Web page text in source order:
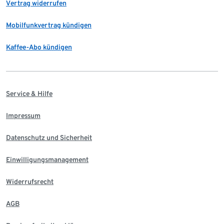
Vertrag widerrufen
Mobilfunkvertrag kündigen
Kaffee-Abo kündigen
Service & Hilfe
Impressum
Datenschutz und Sicherheit
Einwilligungsmanagement
Widerrufsrecht
AGB